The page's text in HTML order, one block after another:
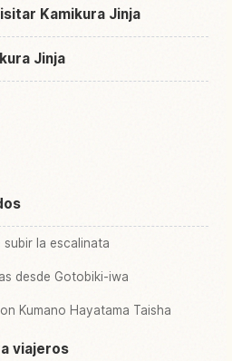
Kamikura Jinja
Jinja
subir la escalinata
desde Gotobiki-iwa
Kumano Hayatama Taisha
viajeros